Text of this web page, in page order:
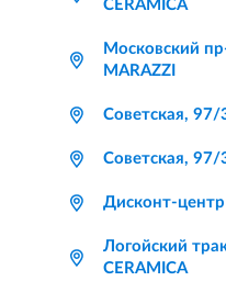
CERAMICA
Московский
MARAZZI
Советская, 97/
Советская, 97/
Дисконт-
Логойский
CERAMICA